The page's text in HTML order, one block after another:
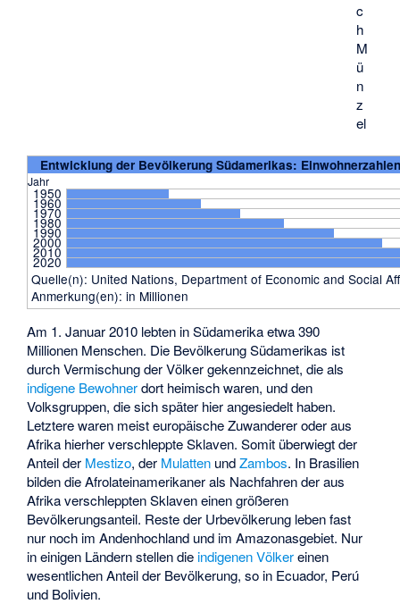
c
h
M
ü
n
z
el
Entwicklung der Bevölkerung Südamerikas:
Jahr
1950
1960
1970
1980
1990
2000
2010
2020
Quelle(n): United Nations, Department of Economic and Social
Anmerkung(en): in Millionen
Am 1. Januar 2010 lebten in Südamerika etwa 390
Millionen Menschen. Die Bevölkerung Südamerikas ist
durch Vermischung der Völker gekennzeichnet, die als
indigene Bewohnerdort heimisch waren, und den
Volksgruppen, die sich später hier angesiedelt haben.
Letztere waren meist europäische Zuwanderer oder aus
Afrika hierher verschleppte Sklaven. Somit überwiegt der
Anteil der Mestizo, der Mulatten undZambos. In Brasilien
bilden dieAfrolateinamerikanerals Nachfahren der aus
Afrika verschleppten Sklaven einen größeren
Bevölkerungsanteil. Reste der Urbevölkerung leben fast
nur noch im Andenhochland und im Amazonasgebiet. Nur
in einigen Ländern stellen die indigenen Völkereinen
wesentlichen Anteil der Bevölkerung, so in Ecuador, Perú
und Bolivien.